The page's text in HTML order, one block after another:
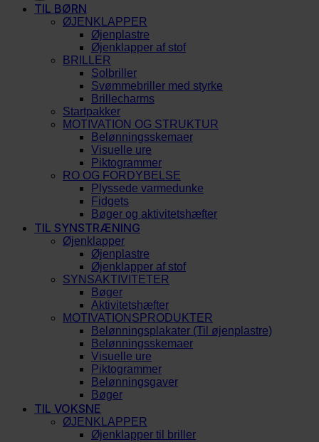
TIL BØRN
ØJENKLAPPER
Øjenplastre
Øjenklapper af stof
BRILLER
Solbriller
Svømmebriller med styrke
Brillecharms
Startpakker
MOTIVATION OG STRUKTUR
Belønningsskemaer
Visuelle ure
Piktogrammer
RO OG FORDYBELSE
Plyssede varmedunke
Fidgets
Bøger og aktivitetshæfter
TIL SYNSTRÆNING
Øjenklapper
Øjenplastre
Øjenklapper af stof
SYNSAKTIVITETER
Bøger
Aktivitetshæfter
MOTIVATIONSPRODUKTER
Belønningsplakater (Til øjenplastre)
Belønningsskemaer
Visuelle ure
Piktogrammer
Belønningsgaver
Bøger
TIL VOKSNE
ØJENKLAPPER
Øjenklapper til briller